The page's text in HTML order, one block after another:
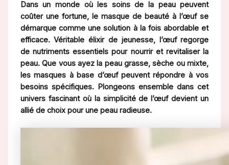
Dans un monde où les soins de la peau peuvent
coûter une fortune, le masque de beauté à l’œuf se
démarque comme une solution à la fois abordable et
efficace. Véritable élixir de jeunesse, l’œuf regorge
de nutriments essentiels pour nourrir et revitaliser la
peau. Que vous ayez la peau grasse, sèche ou mixte,
les masques à base d’œuf peuvent répondre à vos
besoins spécifiques. Plongeons ensemble dans cet
univers fascinant où la simplicité de l’œuf devient un
allié de choix pour une peau radieuse.